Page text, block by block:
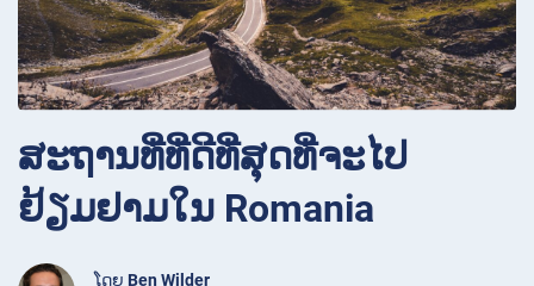
ສະຖານທີ່ທີ່ດີທີ່ສຸດທີ່ຈະໄປ
ຢ້ຽມຢາມໃນ Romania
ໂດຍ Ben Wilder